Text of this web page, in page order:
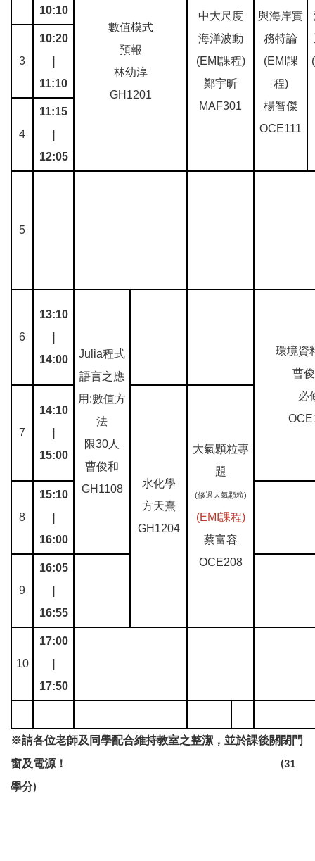
10:10
數值模式
預報
林幼淳
GH1201
中大尺度
海洋波動
(EMI課程)
鄭宇昕
MAF301
與海岸實
務特論
(EMI課
程)
楊智傑
OCE111
3
10:20
11:10
4
11:15
12:05
5
6
13:10
14:00
Julia程式
語言之應
用:數值方
法
限30人
曹俊和
GH1108
環境資
曹
必
7
14:10
15:00
水化學
方天熹
GH1204
大氣顆粒專
題
(修過大氣顆粒)
(EMI課程)
蔡富容
OCE208
8
15:10
16:00
9
16:05
16:55
10
17:00
17:50
※請各位老師及同學配合維持教室之整潔，並於課後關閉門
窗及電源！ (31
學分)